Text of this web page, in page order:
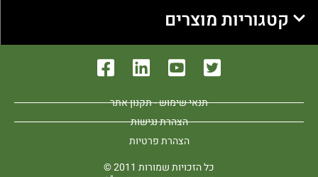
קטגוריות מוצרים
תנאי שימוש - תקנון אתר
הצהרת נגישות
הצהרת פרטיות
כל הזכויות שמורות 2011 ©